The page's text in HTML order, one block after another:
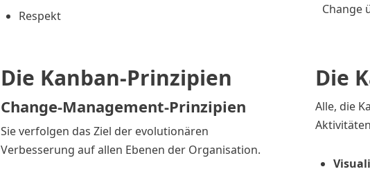
Respekt
Change
Die Kanban-Prinzipien
Change-Management-Prinzipien
Sie verfolgen das Ziel der evolutionären
Verbesserung auf allen Ebenen der Organisation.
Die
Alle, die